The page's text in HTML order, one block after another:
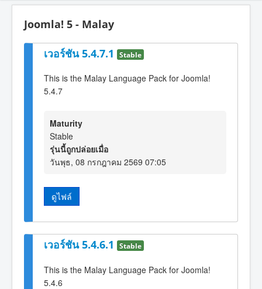
Joomla! 5 - Malay
เวอร์ชัน 5.4.7.1 Stable
This is the Malay Language Pack for Joomla!
5.4.7
Maturity
Stable
รุ่นนี้ถูกปล่อยเมื่อ
วันพุธ, 08 กรกฎาคม 2569 07:05
ดูไฟล์
เวอร์ชัน 5.4.6.1 Stable
This is the Malay Language Pack for Joomla!
5.4.6